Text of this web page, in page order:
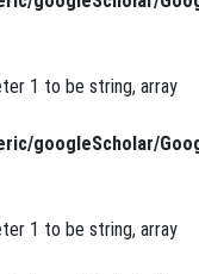
1 to be string, array
googleScholar/
1 to be string, array